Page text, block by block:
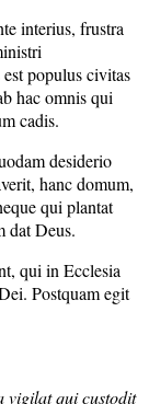
interius, frustra
populus civitas
hac omnis qui
cadis.
desiderio
hanc domum,
qui plantat
dat Deus.
qui in Ecclesia
Postquam egit
vigilat qui custodit